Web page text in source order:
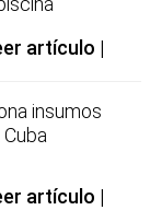
artículo
insumos
artículo